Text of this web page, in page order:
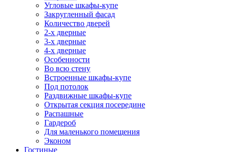
Угловые шкафы-купе
Закругленный фасад
Количество дверей
2-х дверные
3-х дверные
4-х дверные
Особенности
Во всю стену
Встроенные шкафы-купе
Под потолок
Раздвижные шкафы-купе
Открытая секция посередине
Распашные
Гардероб
Для маленького помещения
Эконом
Гостиные